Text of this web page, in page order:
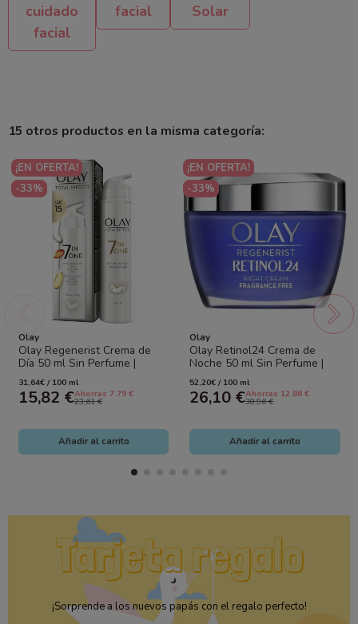
cuidado
facial
facial
Solar
15 otros productos en la misma categoría:
¡EN OFERTA!
-33%
Olay
Olay Regenerist Crema de
Día 50 ml Sin Perfume |
Hidratación, Reafirmación y
Renovación
31,64€ / 100 ml
15,82 €Ahorras 7.79 €
23,61 €
Añadir al carrito
¡EN OFERTA!
-33%
Olay
Olay Retinol24 Crema de
Noche 50 ml Sin Perfume |
Hidrata, Suaviza e Ilumina
52,20€ / 100 ml
26,10 €Ahorras 12.86 €
38,96 €
Añadir al carrito
¡Sorprende a los nuevos papás con el regalo perfecto!